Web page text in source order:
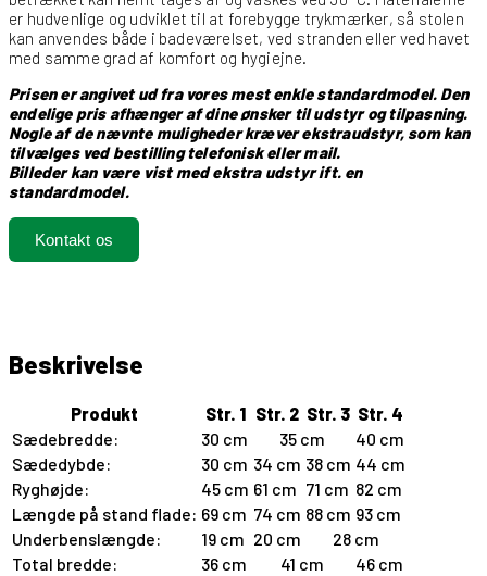
er hudvenlige og udviklet til at forebygge trykmærker, så stolen
kan anvendes både i badeværelset, ved stranden eller ved havet
med samme grad af komfort og hygiejne.
Prisen er angivet ud fra vores mest enkle standardmodel. Den
endelige pris afhænger af dine ønsker til udstyr og tilpasning.
Nogle af de nævnte muligheder kræver ekstraudstyr, som kan
tilvælges ved bestilling telefonisk eller mail.
Billeder kan være vist med ekstra udstyr ift. en
standardmodel.
Kontakt os
Beskrivelse
Produkt Str. 1 Str. 2 Str. 3 Str. 4
Sædebredde:
30 cm 35 cm
40 cm
Sædedybde:
30 cm 34 cm 38 cm 44 cm
Ryghøjde:
45 cm 61 cm 71 cm 82 cm
Længde på stand flade: 69 cm 74 cm 88 cm 93 cm
Underbenslængde:
19 cm 20 cm
28 cm
Total bredde:
36 cm 41 cm
46 cm